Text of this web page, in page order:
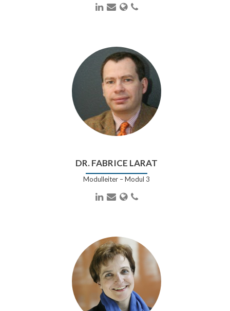
LinkedIn
E-
Webseite
Telefonnummer
DR. FABRICE LARAT
Modulleiter – Modul 3
LinkedIn
E-
Webseite
Telefonnummer